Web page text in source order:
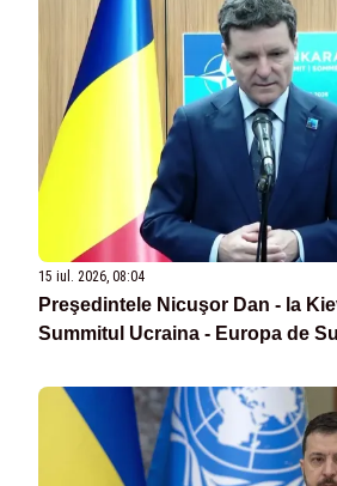
15 iul. 2026, 08:04
Preşedintele Nicuşor Dan - la
Summitul Ucraina - Europa de